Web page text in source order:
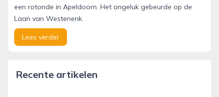
een rotonde in Apeldoorn. Het ongeluk gebeurde op de
Laan van Westenenk.
Lees verder
Recente artikelen